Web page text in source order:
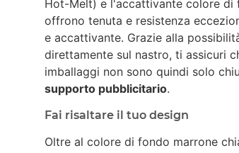
Hot-Melt) e l'accattivante colore di
offrono tenuta e resistenza
e accattivante. Grazie alla
direttamente sul nastro, ti assicuri
imballaggi non sono quindi solo
supporto pubblicitario.
Fai risaltare il tuo design
Oltre al colore di fondo marrone